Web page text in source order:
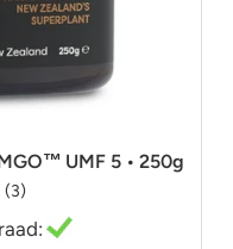
UMF 5 • 250g
(3)